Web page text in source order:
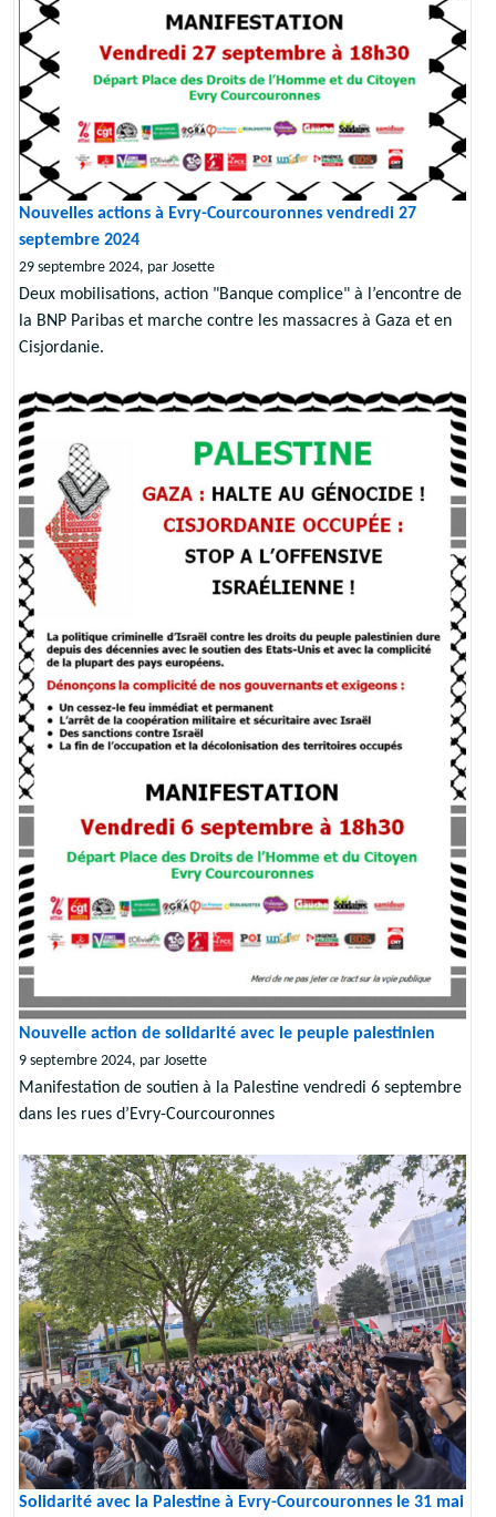
Nouvelles actions à Evry-Courcouronnes vendredi 27
septembre 2024
29 septembre 2024, par Josette
Deux mobilisations, action "Banque complice" à l’encontre de
la BNP Paribas et marche contre les massacres à Gaza et en
Cisjordanie.
Nouvelle action de solidarité avec le peuple palestinien
9 septembre 2024, par Josette
Manifestation de soutien à la Palestine vendredi 6 septembre
dans les rues d’Evry-Courcouronnes
Solidarité avec la Palestine à Evry-Courcouronnes le 31 mai